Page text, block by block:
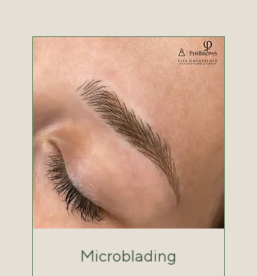
Microblading